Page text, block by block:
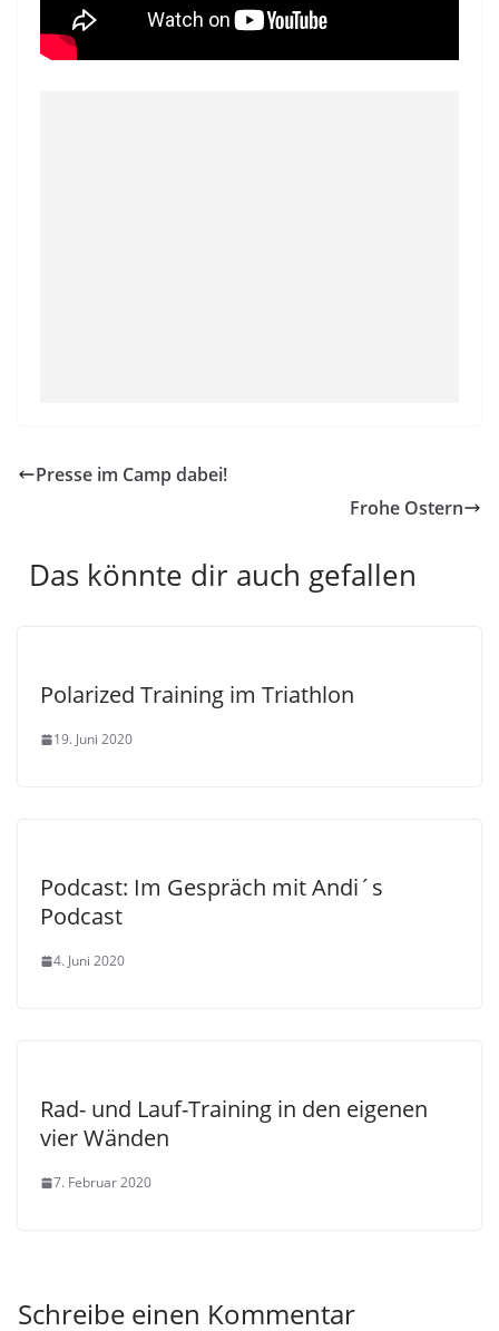
Presse im Camp dabei!
Frohe Ostern
Das könnte dir auch gefallen
Polarized Training im Triathlon
19. Juni 2020
Podcast: Im Gespräch mit Andi´s
Podcast
4. Juni 2020
Rad- und Lauf-Training in den eigenen
vier Wänden
7. Februar 2020
Schreibe einen Kommentar